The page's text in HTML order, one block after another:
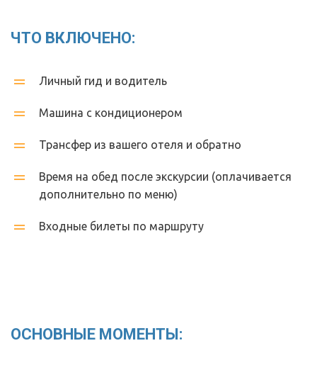
ЧТО ВКЛЮЧЕНО:
Личный гид и водитель
Машина с кондиционером
Трансфер из вашего отеля и обратно
Время на обед после экскурсии (оплачивается
дополнительно по меню)
Входные билеты по маршруту
ОСНОВНЫЕ МОМЕНТЫ: